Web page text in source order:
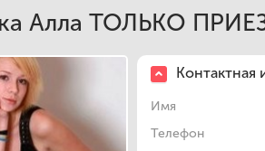
Алла ТОЛЬКО
Имя
Телефон